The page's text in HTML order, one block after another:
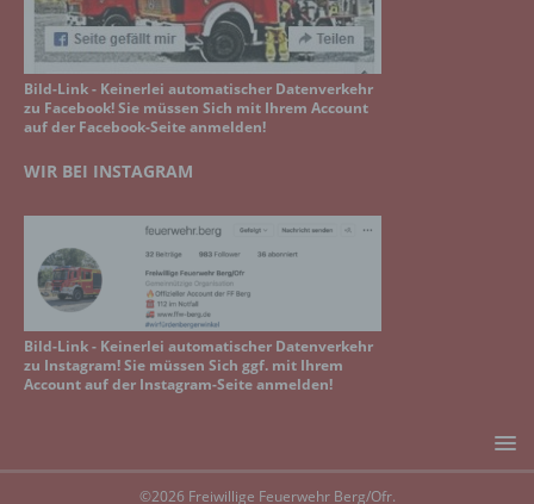
Bild-Link - Keinerlei automatischer Datenverkehr
zu Facebook! Sie müssen Sich mit Ihrem Account
auf der Facebook-Seite anmelden!
WIR BEI INSTAGRAM
Bild-Link - Keinerlei automatischer Datenverkehr
zu Instagram! Sie müssen Sich ggf. mit Ihrem
Account auf der Instagram-Seite anmelden!
©2026 Freiwillige Feuerwehr Berg/Ofr.